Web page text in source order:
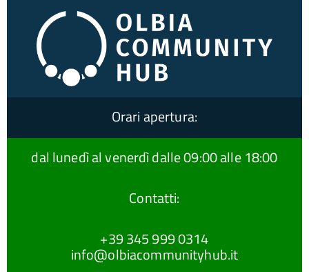
Orari apertura:
dal lunedì al venerdì dalle 09:00 alle 18:00
Contatti:
+39 345 999 0314
info@olbiacommunityhub.it